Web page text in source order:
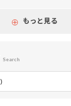
もっと見る
Search